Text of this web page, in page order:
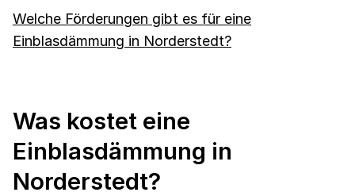
Welche Förderungen gibt es für eine
Einblasdämmung in Norderstedt?
Was kostet eine
Einblasdämmung in
Norderstedt?